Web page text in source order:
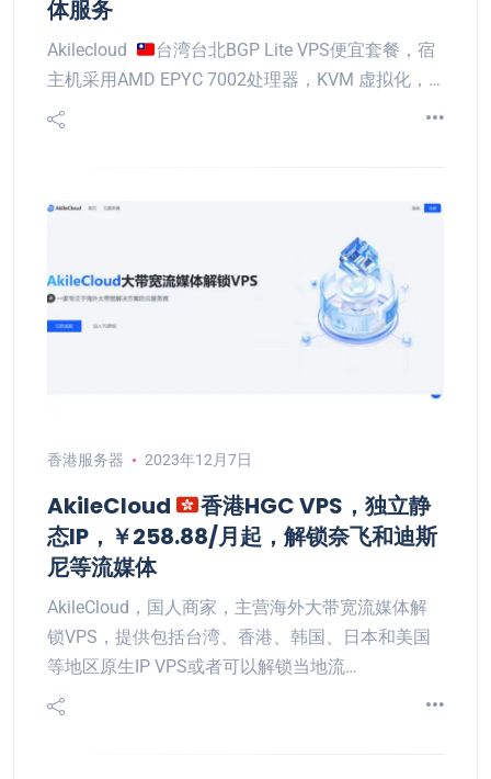
体服务
Akilecloud
台湾台北BGP Lite VPS便宜套餐，宿
主机采用AMD EPYC 7002处理器，KVM 虚拟化，…
香港服务器 2023年12月7日
AkileCloud
香港HGC VPS，独立静
态IP，￥258.88/月起，解锁奈飞和迪斯
尼等流媒体
AkileCloud，国人商家，主营海外大带宽流媒体解
锁VPS，提供包括台湾、香港、韩国、日本和美国
等地区原生IP VPS或者可以解锁当地流…